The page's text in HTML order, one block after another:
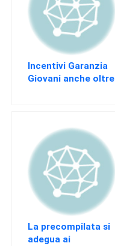
Incentivi Garanzia
Giovani anche oltre
La precompilata si
adegua ai